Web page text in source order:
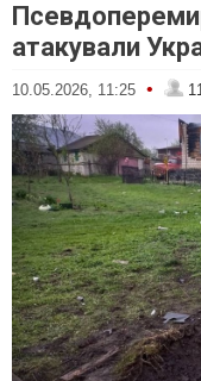
атакували
10.05.2026, 11:25 •